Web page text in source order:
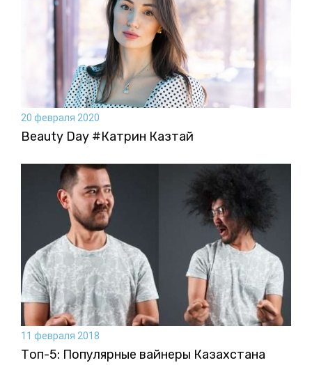
20 февраля 2020
Beauty Day #Катрин Казтай
11 февраля 2018
Топ-5: Популярные вайнеры Казахстана